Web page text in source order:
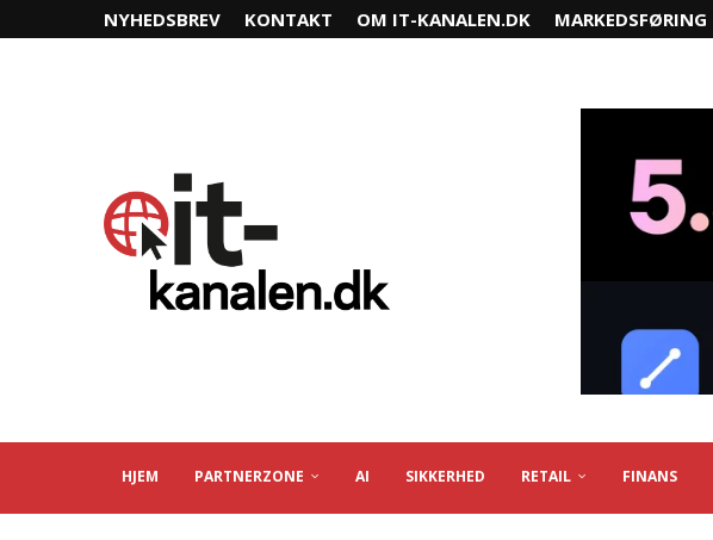
NYHEDSBREV KONTAKT OM IT-KANALEN.DK MARKEDSFØRING
HJEM PARTNERZONE AI SIKKERHED RETAIL FINANS